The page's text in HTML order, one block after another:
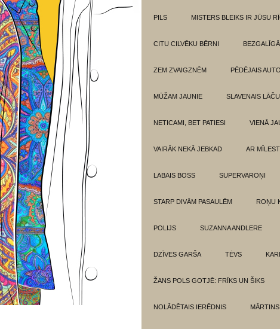
PILS MISTERS BLEIKS IR JŪSU
CITU CILVĒKU BĒRNI
ZEM ZVAIGZNĒM PĒDĒJAIS
MŪŽAM JAUNIE SLAVENAIS
NETICAMI, BET PATIESI VIENĀ
VAIRĀK NEKĀ JEBKAD AR
LABAIS BOSS SUPERVAROŅI
STARP DIVĀM PASAULĒM ROŅU
POLIJS SUZANNA ANDLERE
DZĪVES GARŠA TĖVS
ŽANS POLS GOTJĒ: FRĪKS UN ŠIKS
NOLĀDĒTAIS IERĒDNIS